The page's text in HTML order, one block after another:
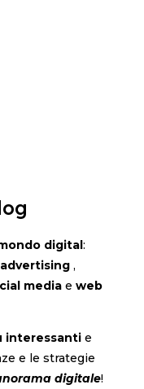
digital:
advertising,
media eweb
interessantie
e le strategie
digitale!